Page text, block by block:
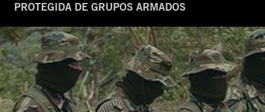
PROTEGIDA DE GRUPOS ARMADOS